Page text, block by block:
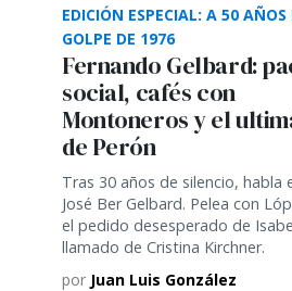
EDICIÓN ESPECIAL: A 50 AÑOS
GOLPE DE 1976
Fernando Gelbard:
social, cafés con
Montoneros y el
de Perón
Tras 30 años de silencio, habla
José Ber Gelbard. Pelea con
el pedido desesperado de
llamado de Cristina Kirchner.
por Juan Luis González